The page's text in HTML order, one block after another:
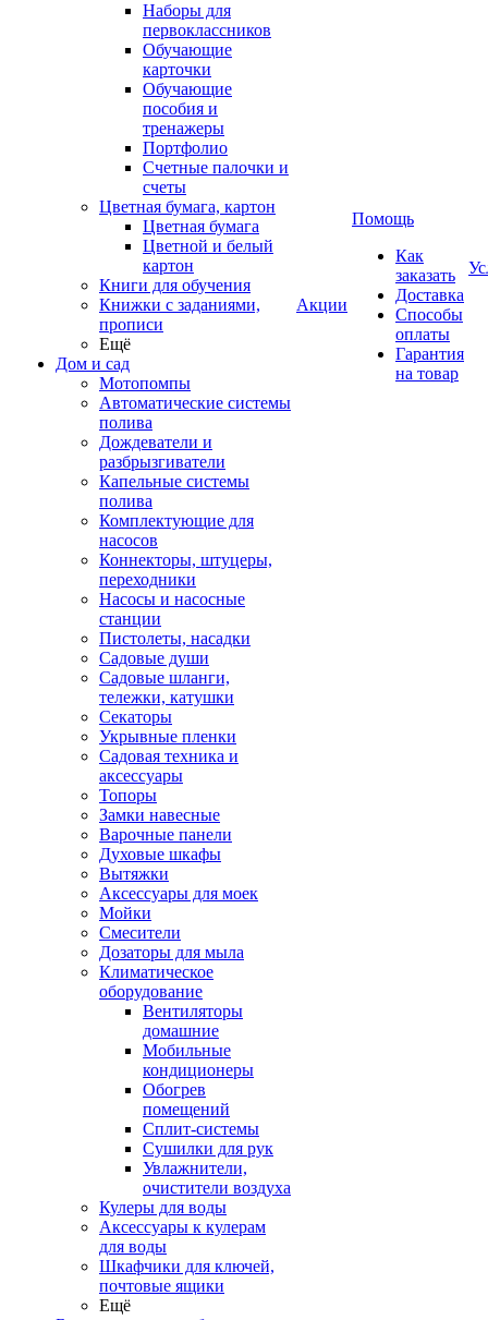
Наборы для
первоклассников
Обучающие
карточки
Обучающие
пособия и
тренажеры
Портфолио
Счетные палочки и
счеты
Цветная бумага, картон
Цветная бумага
Цветной и белый
картон
Книги для обучения
Книжки с заданиями,
прописи
Ещё
Дом и сад
Мотопомпы
Автоматические системы
полива
Дождеватели и
разбрызгиватели
Капельные системы
полива
Комплектующие для
насосов
Коннекторы, штуцеры,
переходники
Насосы и насосные
станции
Пистолеты, насадки
Садовые души
Садовые шланги,
тележки, катушки
Секаторы
Укрывные пленки
Садовая техника и
аксессуары
Топоры
Замки навесные
Варочные панели
Духовые шкафы
Вытяжки
Аксессуары для моек
Мойки
Смесители
Дозаторы для мыла
Климатическое
оборудование
Вентиляторы
домашние
Мобильные
кондиционеры
Обогрев
помещений
Сплит-системы
Сушилки для рук
Увлажнители,
очистители воздуха
Кулеры для воды
Аксессуары к кулерам
для воды
Шкафчики для ключей,
почтовые ящики
Ещё
Акции
Помощь
Как
заказать
Доставка
Способы
оплаты
Гарантия
на товар